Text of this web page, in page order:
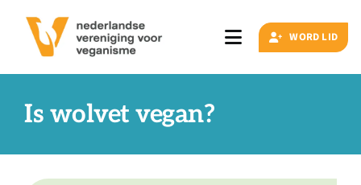
inhoud
Toggle
Navigation
naar:
Veganisme
WORD LID
Is wolvet vegan?